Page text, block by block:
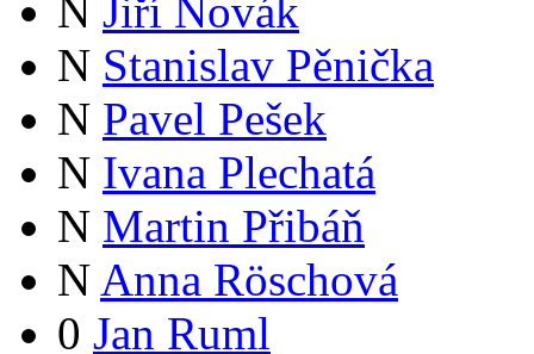
N Jiří Novák
N Stanislav Pěnička
N Pavel Pešek
N Ivana Plechatá
N Martin Přibáň
N Anna Röschová
0 Jan Ruml